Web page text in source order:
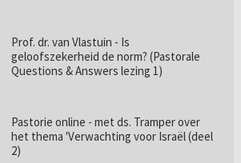
Prof. dr. van Vlastuin - Is
geloofszekerheid de norm? (Pastorale
Questions & Answers lezing 1)
Pastorie online - met ds. Tramper over
het thema 'Verwachting voor Israël (deel
2)